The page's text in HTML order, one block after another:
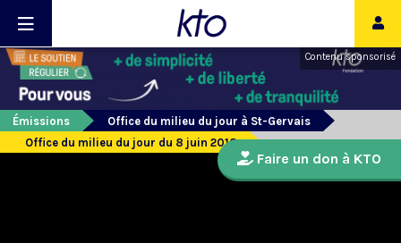
Contenu sponsorisé
Émissions
Office du milieu du jour à St-Gervais
Office du milieu du jour du 8 juin 2018
Faire un don à KTO